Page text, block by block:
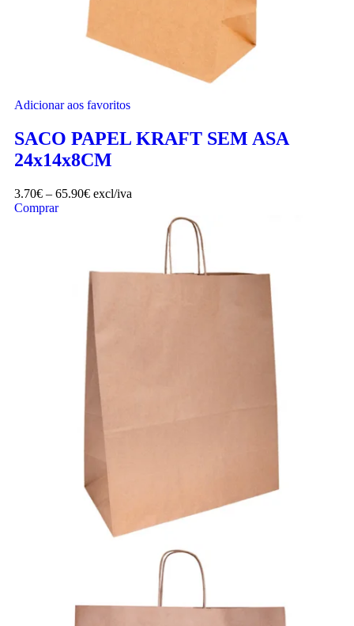
Adicionar aos favoritos
SACO PAPEL KRAFT SEM ASA
24x14x8CM
3.70€ – 65.90€ excl/iva
Comprar